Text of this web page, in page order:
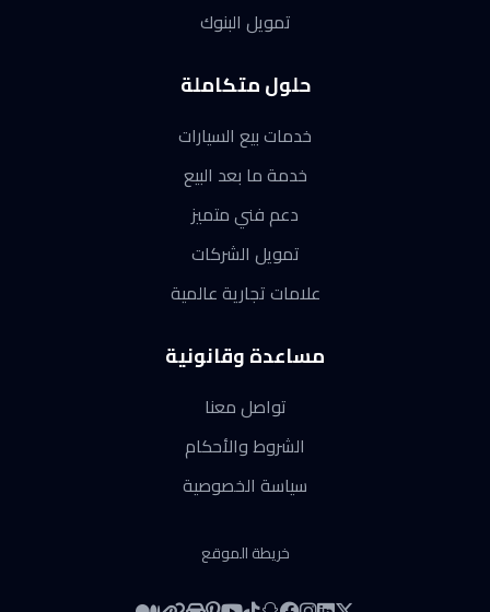
تمويل البنوك
حلول متكاملة
خدمات بيع السيارات
خدمة ما بعد البيع
دعم فني متميز
تمويل الشركات
علامات تجارية عالمية
مساعدة وقانونية
تواصل معنا
الشروط والأحكام
سياسة الخصوصية
خريطة الموقع